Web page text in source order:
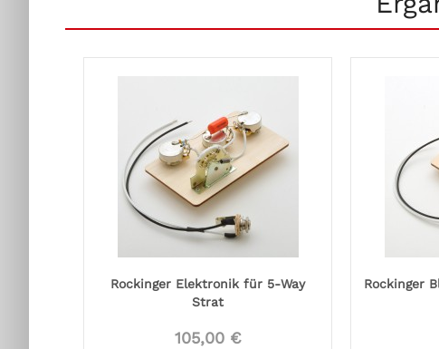
Rockinger Elektronik für 5-Way
Strat
105,00 €
Rockinger